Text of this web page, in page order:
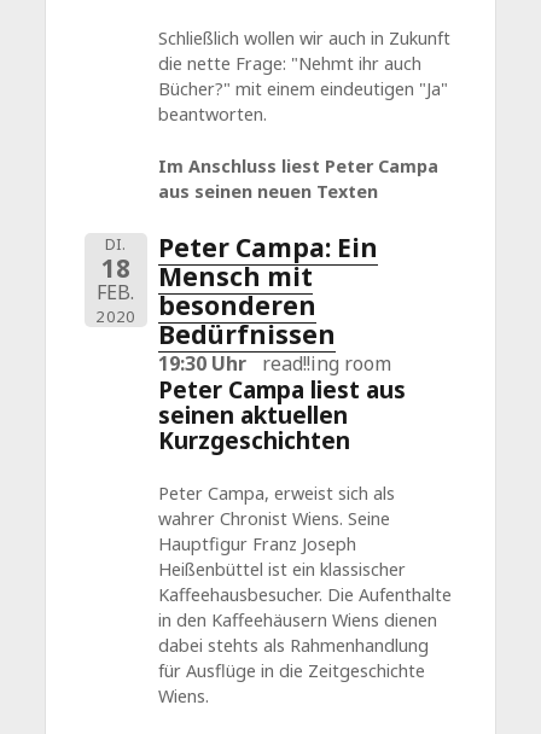
Schließlich wollen wir auch in Zukunft
die nette Frage: "Nehmt ihr auch
Bücher?" mit einem eindeutigen "Ja"
beantworten.
Im Anschluss liest Peter Campa
aus seinen neuen Texten
DI.
18
FEB.
2020
Peter Campa: Ein
Mensch mit
besonderen
Bedürfnissen
19:30 Uhr read!!ing room
Peter Campa liest aus
seinen aktuellen
Kurzgeschichten
Peter Campa, erweist sich als
wahrer Chronist Wiens. Seine
Hauptfigur Franz Joseph
Heißenbüttel ist ein klassischer
Kaffeehausbesucher. Die Aufenthalte
in den Kaffeehäusern Wiens dienen
dabei stehts als Rahmenhandlung
für Ausflüge in die Zeitgeschichte
Wiens.